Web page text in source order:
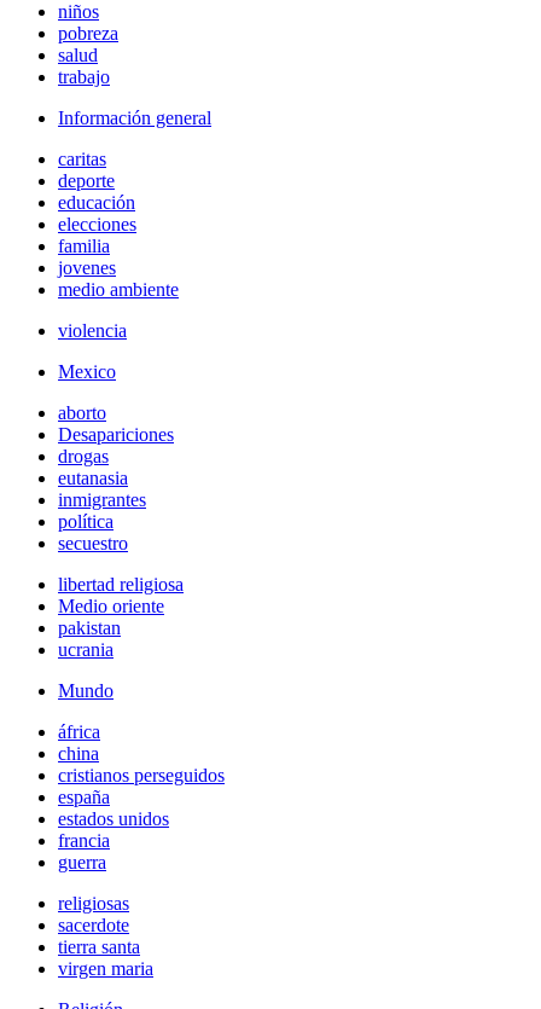
niños
pobreza
salud
trabajo
Información general
caritas
deporte
educación
elecciones
familia
jovenes
medio ambiente
violencia
Mexico
aborto
Desapariciones
drogas
eutanasia
inmigrantes
política
secuestro
libertad religiosa
Medio oriente
pakistan
ucrania
Mundo
áfrica
china
cristianos perseguidos
españa
estados unidos
francia
guerra
religiosas
sacerdote
tierra santa
virgen maria